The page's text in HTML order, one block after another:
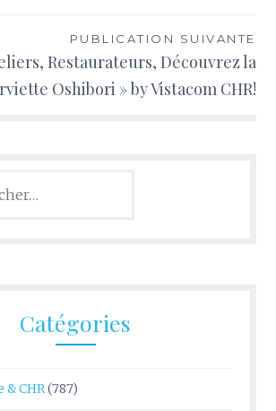
PUBLICATION SUIVANTE
Restaurateurs, Découvrez la
Oshibori » by Vistacom CHR!
Catégories
& CHR(787)